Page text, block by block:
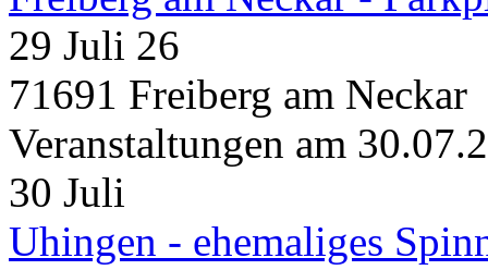
29 Juli 26
71691 Freiberg am Neckar
Veranstaltungen am
30 Juli
Uhingen - ehemaliges